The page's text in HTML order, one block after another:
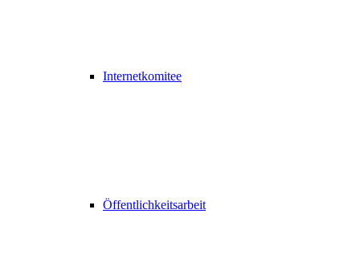
Internetkomitee
Öffentlichkeitsarbeit